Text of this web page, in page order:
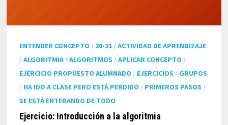
ENTENDER CONCEPTO / 20-21 /ACTIVIDAD DE APRENDIZAJE
/ALGORITMIA /ALGORITMOS /APLICAR CONCEPTO /
EJERCICIO PROPUESTO ALUMNADO / EJERCICIOS / GRUPOS
/ HA IDO A CLASE PERO ESTÁ PERDIDO / PRIMEROS PASOS /
SE ESTÁ ENTERANDO DE TODO
Ejercicio: Introducción a la algoritmia